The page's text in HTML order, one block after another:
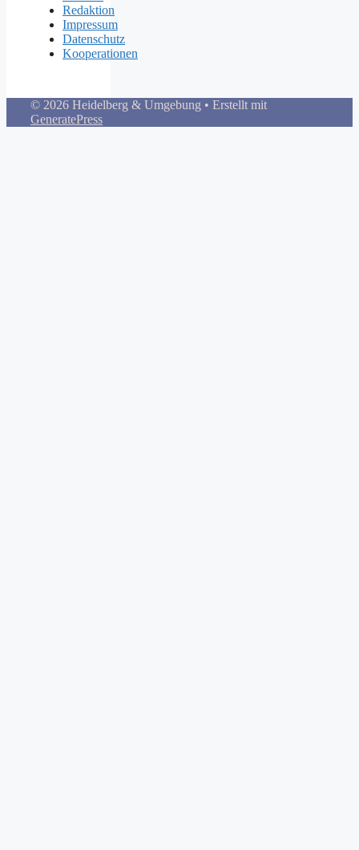
Redaktion
Impressum
Datenschutz
Kooperationen
© 2026 Heidelberg & Umgebung • Erstellt mit
GeneratePress